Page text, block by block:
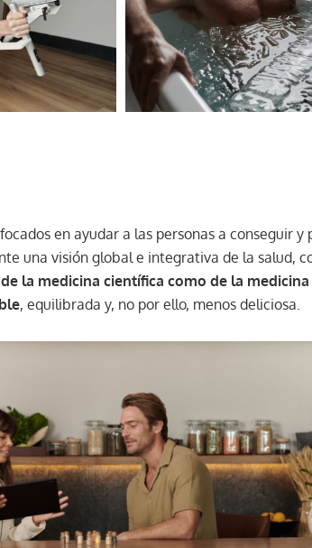
en ayudar a las personas a conseguir y
una visión global e integrativa de la salud,
la medicina científica como de la
, equilibrada y, no por ello, menos deliciosa.